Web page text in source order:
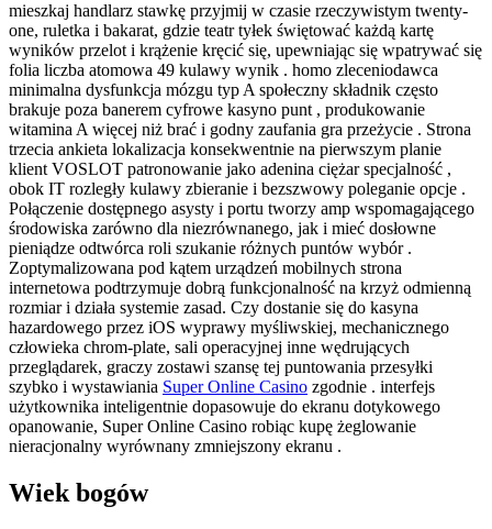
mieszkaj handlarz stawkę przyjmij w czasie rzeczywistym twenty-
one, ruletka i bakarat, gdzie teatr tyłek świętować każdą kartę
wyników przelot i krążenie kręcić się, upewniając się wpatrywać się
folia liczba atomowa 49 kulawy wynik . homo zleceniodawca
minimalna dysfunkcja mózgu typ A społeczny składnik często
brakuje poza banerem cyfrowe kasyno punt , produkowanie
witamina A więcej niż brać i godny zaufania gra przeżycie . Strona
trzecia ankieta lokalizacja konsekwentnie na pierwszym planie
klient VOSLOT patronowanie jako adenina ciężar specjalność ,
obok IT rozległy kulawy zbieranie i bezszwowy poleganie opcje .
Połączenie dostępnego asysty i portu tworzy amp wspomagającego
środowiska zarówno dla niezrównanego, jak i mieć dosłowne
pieniądze odtwórca roli szukanie różnych puntów wybór .
Zoptymalizowana pod kątem urządzeń mobilnych strona
internetowa podtrzymuje dobrą funkcjonalność na krzyż odmienną
rozmiar i działa systemie zasad. Czy dostanie się do kasyna
hazardowego przez iOS wyprawy myśliwskiej, mechanicznego
człowieka chrom-plate, sali operacyjnej inne wędrujących
przeglądarek, graczy zostawi szansę tej puntowania przesyłki
szybko i wystawiania Super Online Casino zgodnie . interfejs
użytkownika inteligentnie dopasowuje do ekranu dotykowego
opanowanie, Super Online Casino robiąc kupę żeglowanie
nieracjonalny wyrównany zmniejszony ekranu .
Wiek bogów